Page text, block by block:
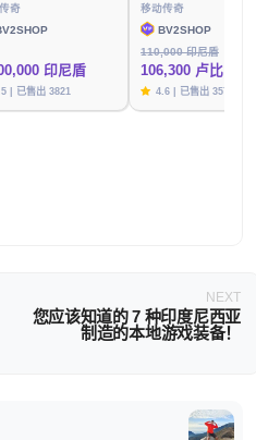
奇
印尼盾
| 已售出 3821
移动传奇
BV2SHOP
110,000 印尼盾
106,300 卢比
4.6 | 已售出 3576
NEXT
您应该知道的 7 种印度尼西亚
制造的本地游戏装备！